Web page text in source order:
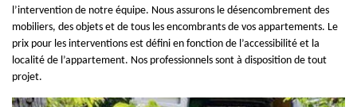
l’intervention de notre équipe. Nous assurons le désencombrement des
mobiliers, des objets et de tous les encombrants de vos appartements. Le
prix pour les interventions est défini en fonction de l’accessibilité et la
localité de l’appartement. Nos professionnels sont à disposition de tout
projet.